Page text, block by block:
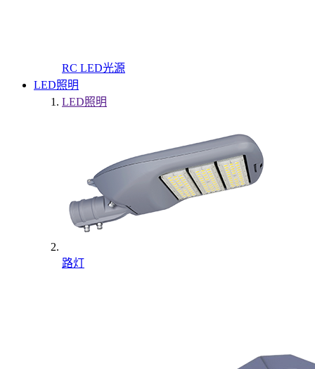
RC LED光源
LED照明
LED照明
路灯